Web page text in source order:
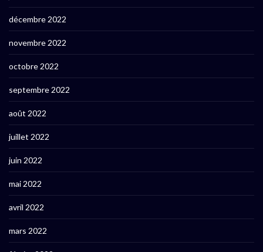
décembre 2022
novembre 2022
octobre 2022
septembre 2022
août 2022
juillet 2022
juin 2022
mai 2022
avril 2022
mars 2022